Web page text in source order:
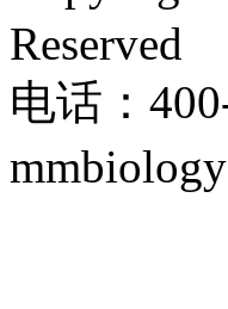
Reserved
电话：